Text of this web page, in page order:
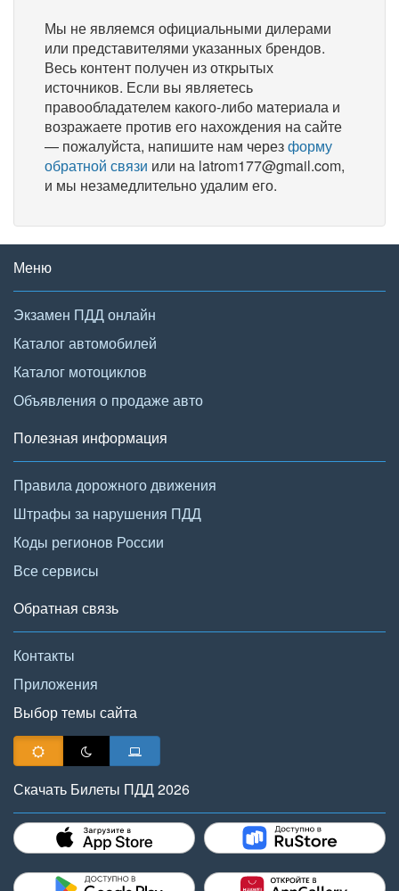
Мы не являемся официальными дилерами
или представителями указанных брендов.
Весь контент получен из открытых
источников. Если вы являетесь
правообладателем какого-либо материала и
возражаете против его нахождения на сайте
— пожалуйста, напишите нам черезформу
обратной связи или на latrom177@gmail.com,
и мы незамедлительно удалим его.
Меню
Экзамен ПДД онлайн
Каталог автомобилей
Каталог мотоциклов
Объявления о продаже авто
Полезная информация
Правила дорожного движения
Штрафы за нарушения ПДД
Коды регионов России
Все сервисы
Обратная связь
Контакты
Приложения
Выбор темы сайта
Скачать Билеты ПДД 2026